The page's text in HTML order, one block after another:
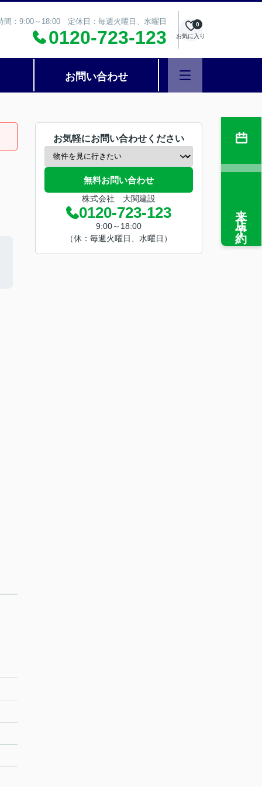
間：9:00～18:00 定休日：毎週火曜日、水曜日
0120-723-123 お気に入り
0
お問い合わせ
お気軽にお問い合わせください
無料お問い合わせ
株式会社 大関建設
0120-723-123
9:00～18:00
（休：毎週火曜日、水曜日）
来店予約